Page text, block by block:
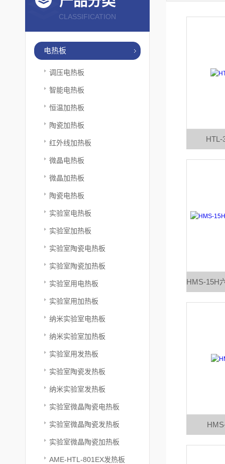
CLASSIFICATION
电热板
调压电热板
智能电热板
恒温加热板
陶瓷加热板
红外线加热板
微晶电热板
微晶加热板
陶瓷电热板
实验室电热板
实验室加热板
实验室陶瓷电热板
实验室陶瓷加热板
实验室用电热板
实验室用加热板
纳米实验室电热板
纳米实验室加热板
实验室用发热板
实验室陶瓷发热板
纳米实验室发热板
实验室微晶陶瓷电热板
实验室微晶陶瓷发热板
实验室微晶陶瓷加热板
AME-HTL-801EX发热板
HTL-